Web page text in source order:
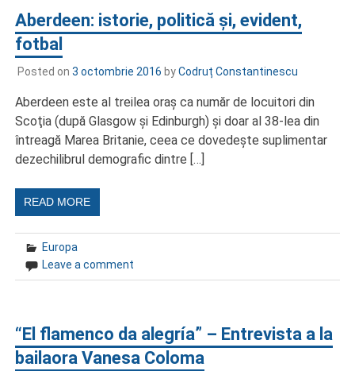
Aberdeen: istorie, politică și, evident,
fotbal
Posted on 3 octombrie 2016 byCodruț Constantinescu
Aberdeen este al treilea oraş ca număr de locuitori din
Scoţia (după Glasgow şi Edinburgh) şi doar al 38-lea din
întreagă Marea Britanie, ceea ce dovedeşte suplimentar
dezechilibrul demografic dintre […]
READ MORE
Europa
Leave a comment
“El flamenco da alegría” – Entrevista a la
bailaora Vanesa Coloma